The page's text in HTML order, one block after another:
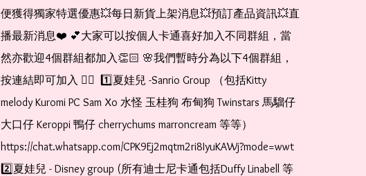
便獲得獨家特選優惠💥每日新貨上架消息💥預訂產品資訊💥直
播最新消息❤️ 💕大家可以按個人卡通喜好加入不同群組，當
然亦歡迎4個群組都加入👏🏻 🌸我們暫時分為以下4個群組，
按連結即可加入 👇🏻  1️⃣夏娃兒 -Sanrio Group （包括Kitty
melody Kuromi PC Sam Xo 水怪 玉桂狗 布甸狗 Twinstars 馬騮仔
大口仔 Keroppi 鴨仔 cherrychums marroncream 等等）
https://chat.whatsapp.com/CPK9Ej2mqtm2ri8IyuKAWj?mode=wwt
2️⃣夏娃兒 - Disney group (所有迪士尼卡通包括Duffy Linabell 等